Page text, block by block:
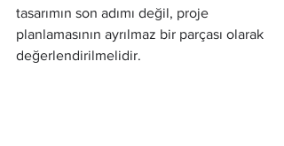
tasarımın son adımı değil, proje
planlamasının ayrılmaz bir parçası olarak
değerlendirilmelidir.